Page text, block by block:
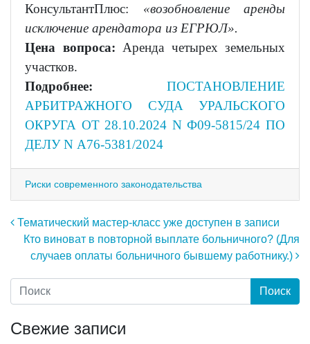
КонсультантПлюс: «возобновление аренды
исключение арендатора из ЕГРЮЛ».
Цена вопроса: Аренда четырех земельных
участков.
Подробнее: ПОСТАНОВЛЕНИЕ
АРБИТРАЖНОГО СУДА УРАЛЬСКОГО
ОКРУГА ОТ 28.10.2024 N Ф09-5815/24 ПО
ДЕЛУ N А76-5381/2024
Риски современного законодательства
Навигация по записям
Тематический мастер-класс уже доступен в записи
Кто виноват в повторной выплате больничного? (Для
случаев оплаты больничного бывшему работнику.)
Свежие записи